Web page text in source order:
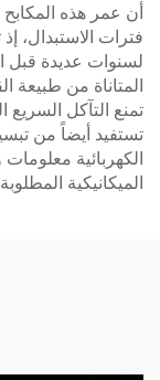
أن عمر هذه
فترات الاستبدال،
لسنوات عديدة قبل
المتاناة من طبيعة
تمنع التآكل السريع
تستفيد أيضاً من
الكهربائية
الميكانيكية